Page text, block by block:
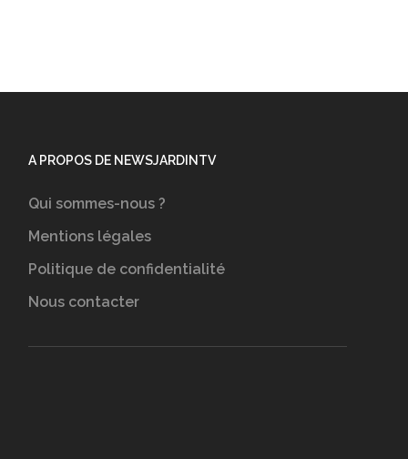
A PROPOS DE NEWSJARDINTV
Qui sommes-nous ?
Mentions légales
Politique de confidentialité
Nous contacter